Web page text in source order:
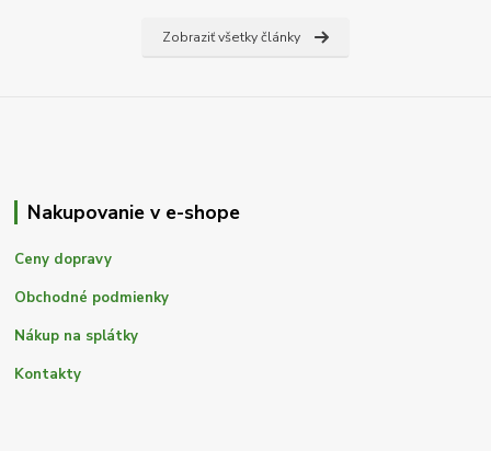
Zobraziť všetky články
Nakupovanie v e-shope
Ceny dopravy
Obchodné podmienky
Nákup na splátky
Kontakty